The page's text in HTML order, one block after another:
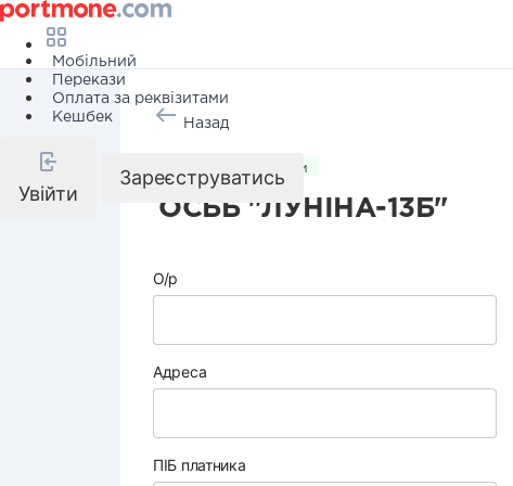
Мобільний
Перекази
Оплата за реквізитами
Кешбек
Увійти
Зареєструватись
Назад
Комунальні послуги
ОСББ "ЛУНІНА-13Б"
О/р
Адреса
ПІБ платника